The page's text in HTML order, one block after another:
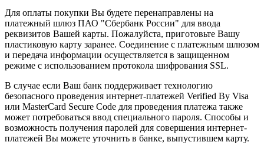
Для оплаты покупки Вы будете перенаправлены на
платежный шлюз ПАО "Сбербанк России" для ввода
реквизитов Вашей карты. Пожалуйста, приготовьте Вашу
пластиковую карту заранее. Соединение с платежным шлюзом
и передача информации осуществляется в защищенном
режиме с использованием протокола шифрования SSL.
В случае если Ваш банк поддерживает технологию
безопасного проведения интернет-платежей Verified By Visa
или MasterCard Secure Code для проведения платежа также
может потребоваться ввод специального пароля. Способы и
возможность получения паролей для совершения интернет-
платежей Вы можете уточнить в банке, выпустившем карту.